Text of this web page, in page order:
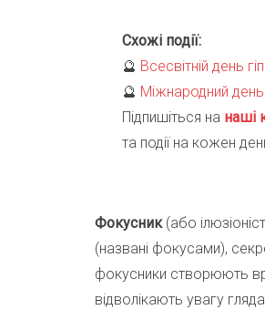
Схожі події:
🔮 Всесвітній день
🔮 Міжнародний
Підпишіться на наші
та події на кожен
Фокусник(або
(названі фокусами),
фокусники створюють
відволікають увагу